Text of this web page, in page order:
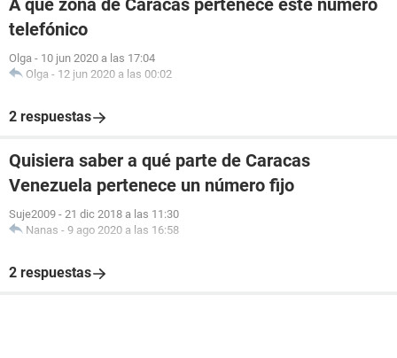
A qué zona de Caracas pertenece este número
telefónico
Olga - 10 jun 2020 a las 17:04
Olga - 12 jun 2020 a las 00:02
2 respuestas
Quisiera saber a qué parte de Caracas
Venezuela pertenece un número fijo
Suje2009 - 21 dic 2018 a las 11:30
Nanas - 9 ago 2020 a las 16:58
2 respuestas